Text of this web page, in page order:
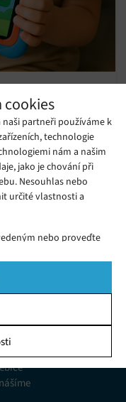
cookies
partneři používáme k
technologie
nám a našim
jako je chování při
Nesouhlas nebo
určité vlastnosti a
nebo proveďte
pouze na tomto
kliknutím na tlačítko
Porozumění
údajů z
provedení,
Vybrali jsme modely